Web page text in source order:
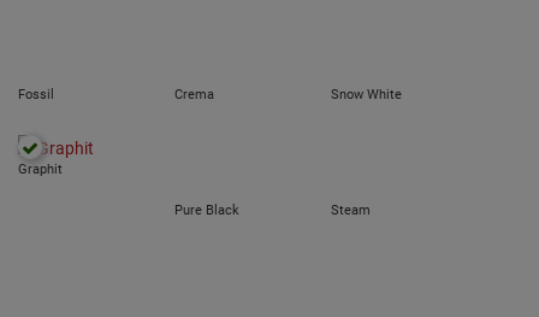
Fossil Crema Snow White
Graphit
Pure Black Steam